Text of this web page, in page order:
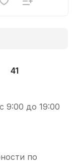
41
9:00 до 19:00
по